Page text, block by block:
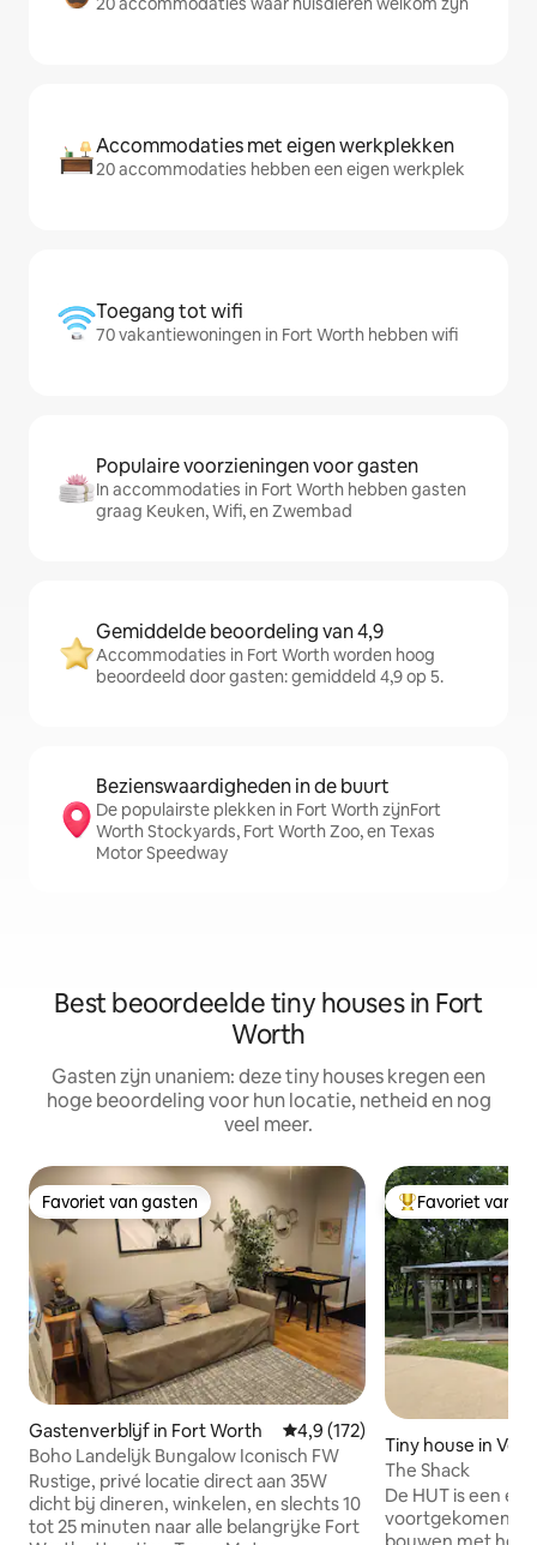
Accommodaties met eigen werkplekken
20 accommodaties hebben een eigen werkplek
Toegang tot wifi
70 vakantiewoningen in Fort Worth hebben wifi
Populaire voorzieningen voor gasten
In accommodaties in Fort Worth hebben gasten
graag Keuken, Wifi, en Zwembad
Gemiddelde beoordeling van 4,9
Accommodaties in Fort Worth worden hoog
beoordeeld door gasten: gemiddeld 4,9 op 5.
Bezienswaardigheden in de buurt
De populairste plekken in Fort Worth zijnFort
Worth Stockyards, Fort Worth Zoo, en Texas
Motor Speedway
Best beoordeelde tiny houses in Fort
Worth
Gasten zijn unaniem: deze tiny houses kregen een
hoge beoordeling voor hun locatie, netheid en nog
veel meer.
Favoriet van gasten
Favoriet van gasten
Gastenverblijf in Fort Worth Gemiddelde beoordeling van
4,9 (172)
Boho Landelijk Bungalow Iconisch FW
Rustige, privé locatie direct aan 35W
dicht bij dineren, winkelen, en slechts 10
tot 25 minuten naar alle belangrijke Fort
Topfavoriet van
Favoriet van
Tiny house in
The Shack
De HUT is een eclectische ruimte die is
voortgekomen